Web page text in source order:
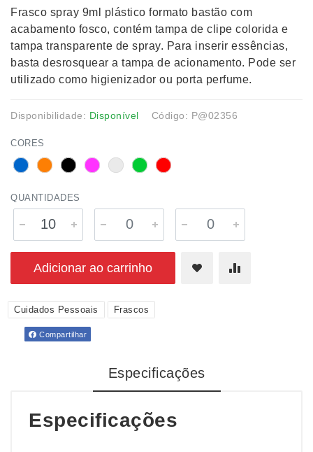
Frasco spray 9ml plástico formato bastão com
acabamento fosco, contém tampa de clipe colorida e
tampa transparente de spray. Para inserir essências,
basta desrosquear a tampa de acionamento. Pode ser
utilizado como higienizador ou porta perfume.
Disponibilidade: Disponível Código: P@02356
CORES
QUANTIDADES
Adicionar ao carrinho
Cuidados Pessoais Frascos
Compartilhar
Especificações
Especificações